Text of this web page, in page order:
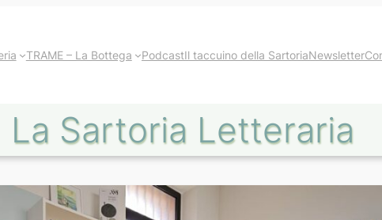
TRAME – La Bottega PodcastIl taccuino della SartoriaNewsletter
La Sartoria Letteraria